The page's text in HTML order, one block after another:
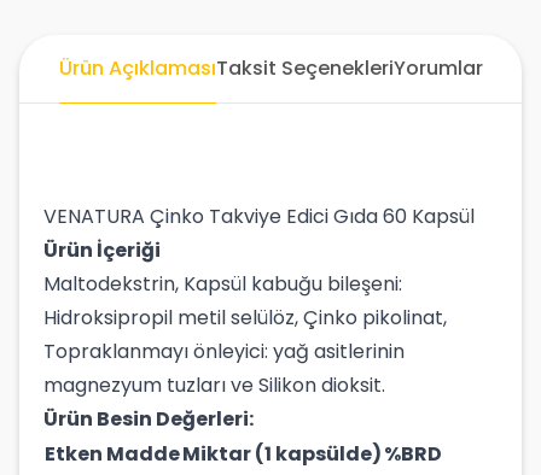
Ürün AçıklamasıTaksit SeçenekleriYorumlar
VENATURA Çinko Takviye Edici Gıda 60 Kapsül
Ürün İçeriği
Maltodekstrin, Kapsül kabuğu bileşeni:
Hidroksipropil metil selülöz, Çinko pikolinat,
Topraklanmayı önleyici: yağ asitlerinin
magnezyum tuzları ve Silikon dioksit.
Ürün Besin Değerleri:
Etken MaddeMiktar (1 kapsülde)%BRD